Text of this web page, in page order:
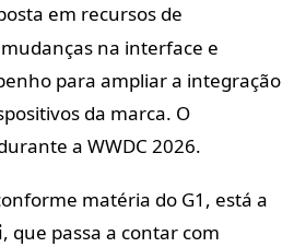
em recursos de
na interface e
para ampliar a integração
da marca. O
a WWDC 2026.
matéria do G1, está a
, que passa a contar com